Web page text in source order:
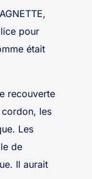
pour
était
recouverte
cordon, les
Les
de
Il aurait